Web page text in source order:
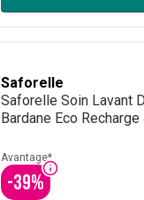
Saforelle
Saforelle Soin Lavant
Bardane Eco
Avantage*
-39%